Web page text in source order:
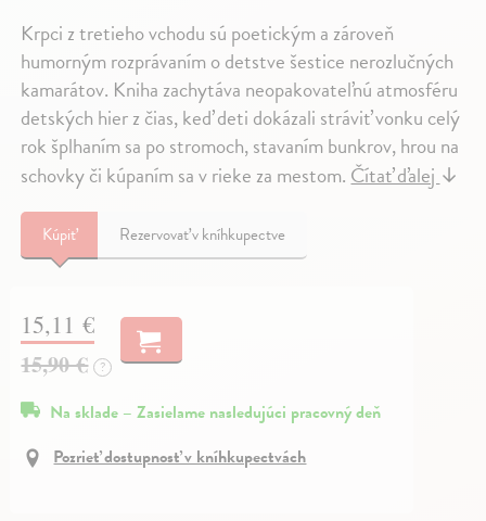
Krpci z tretieho vchodu sú poetickým a zároveň
humorným rozprávaním o detstve šestice nerozlučných
kamarátov. Kniha zachytáva neopakovateľnú atmosféru
detských hier z čias, keď deti dokázali stráviť vonku celý
rok šplhaním sa po stromoch, stavaním bunkrov, hrou na
schovky či kúpaním sa v rieke za mestom. Čítať ďalej ↓
Kúpiť Rezervovať v kníhkupectve
15,11 €
15,90 € ?
Na sklade – Zasielame nasledujúci pracovný deň
Pozrieť dostupnosť v kníhkupectvách